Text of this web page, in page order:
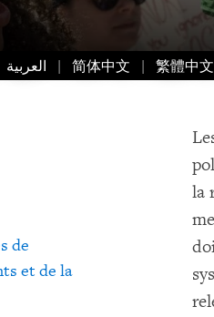
العربية 简体中文 繁體中文
de
et de la
la